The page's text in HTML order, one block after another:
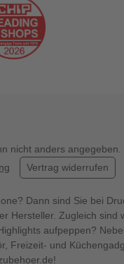
nicht anders angegeben.
Vertrag widerrufen
Dann sind Sie bei
Hersteller. Zugleich sind
aufpeppen?
Freizeit- und